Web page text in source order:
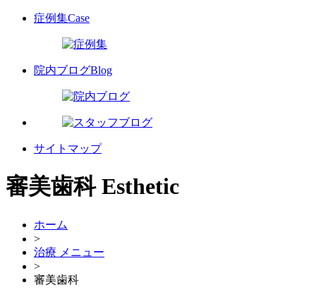
症例集Case
院内ブログBlog
サイトマップ
審美歯科Esthetic
ホーム
>
治療 メニュー
>
審美歯科